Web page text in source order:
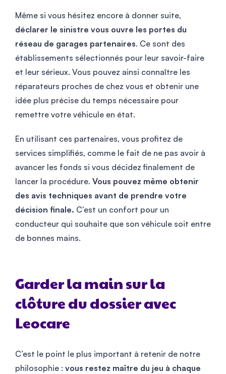
Même si vous hésitez encore à donner suite,
déclarer le sinistre vous ouvre les portes du
réseau de garages partenaires. Ce sont des
établissements sélectionnés pour leur savoir-faire
et leur sérieux. Vous pouvez ainsi connaître les
réparateurs proches de chez vous et obtenir une
idée plus précise du temps nécessaire pour
remettre votre véhicule en état.
En utilisant ces partenaires, vous profitez de
services simplifiés, comme le fait de ne pas avoir à
avancer les fonds si vous décidez finalement de
lancer la procédure. Vous pouvez même obtenir
des avis techniques avant de prendre votre
décision finale. C’est un confort pour un
conducteur qui souhaite que son véhicule soit entre
de bonnes mains.
Garder la main sur la
clôture du dossier avec
Leocare
C’est le point le plus important à retenir de notre
philosophie : vous restez maître du jeu à chaque